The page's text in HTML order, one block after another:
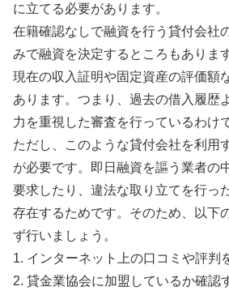
に立てる必要があります。
在籍確認なしで融資を行う貸付会社
みで融資を決定するところもありま
現在の収入証明や固定資産の評価額
あります。つまり、過去の借入履歴
力を重視した審査を行っているわけ
ただし、このような貸付会社を利用
が必要です。即日融資を謳う業者の
要求したり、違法な取り立てを行っ
存在するためです。そのため、以下
ず行いましょう。
1. インターネット上の口コミや評判
2. 貸金業協会に加盟しているか確認